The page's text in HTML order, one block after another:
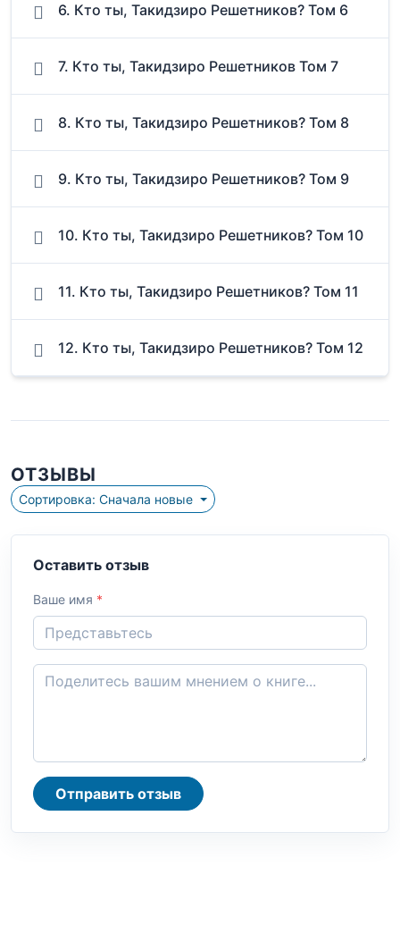
6. Кто ты, Такидзиро Решетников? Том 6
7. Кто ты, Такидзиро Решетников Том 7
8. Кто ты, Такидзиро Решетников? Том 8
9. Кто ты, Такидзиро Решетников? Том 9
10. Кто ты, Такидзиро Решетников? Том 10
11. Кто ты, Такидзиро Решетников? Том 11
12. Кто ты, Такидзиро Решетников? Том 12
ОТЗЫВЫ
Сортировка: Сначала новые
Оставить отзыв
Ваше имя *
Отправить отзыв